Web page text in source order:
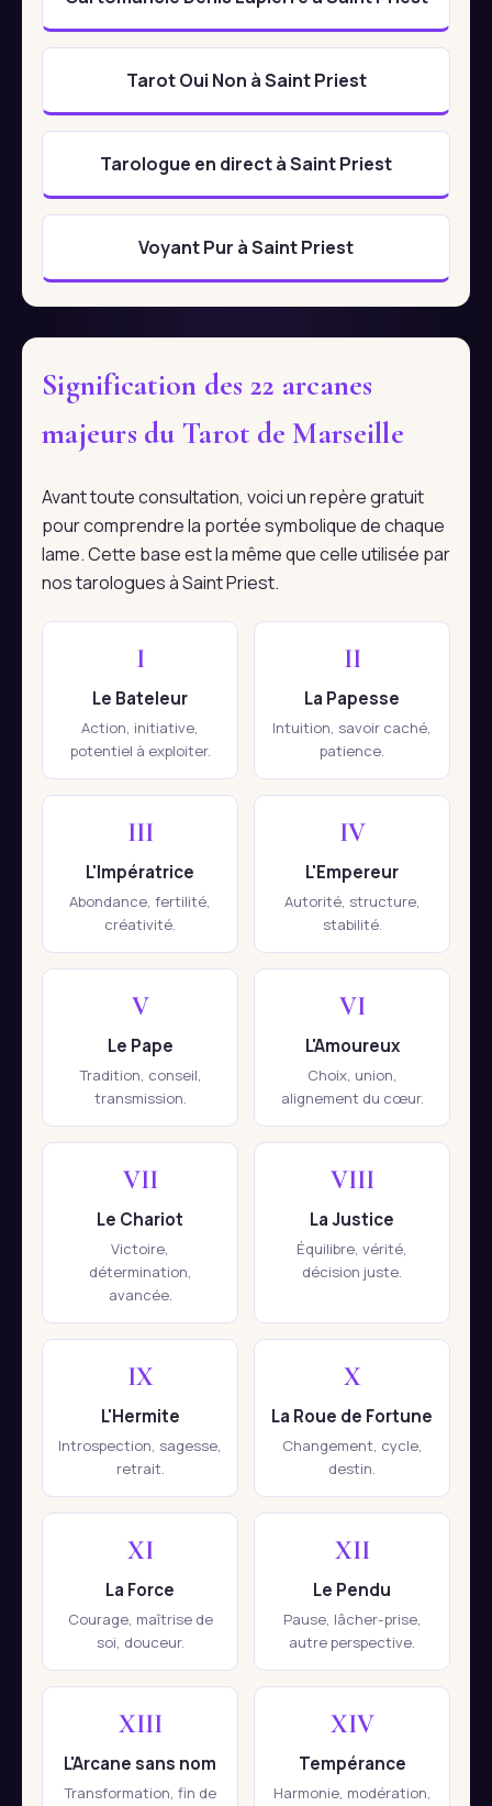
Tarot Oui Non à Saint Priest
Tarologue en direct à Saint Priest
Voyant Pur à Saint Priest
Signification des 22 arcanes
majeurs du Tarot de Marseille
Avant toute consultation, voici un repère gratuit
pour comprendre la portée symbolique de chaque
lame. Cette base est la même que celle utilisée par
nos tarologues à Saint Priest.
I
Le Bateleur
Action, initiative,
potentiel à exploiter.
II
La Papesse
Intuition, savoir caché,
patience.
III
L'Impératrice
Abondance, fertilité,
créativité.
IV
L'Empereur
Autorité, structure,
stabilité.
V
Le Pape
Tradition, conseil,
transmission.
VI
L'Amoureux
Choix, union,
alignement du cœur.
VII
Le Chariot
Victoire,
détermination,
avancée.
VIII
La Justice
Équilibre, vérité,
décision juste.
IX
L'Hermite
Introspection, sagesse,
retrait.
X
La Roue de Fortune
Changement, cycle,
destin.
XI
La Force
Courage, maîtrise de
soi, douceur.
XII
Le Pendu
Pause, lâcher-prise,
autre perspective.
XIII
L'Arcane sans nom
Transformation, fin de
XIV
Tempérance
Harmonie, modération,